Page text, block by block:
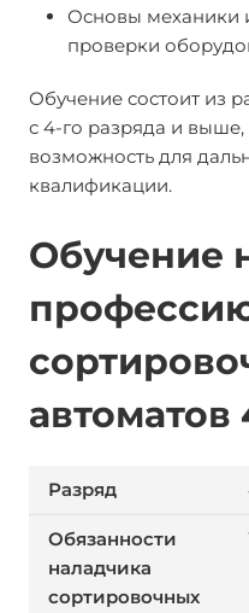
Основы механики
проверки
Обучение состоит из
с 4-го разряда и выше,
возможность для
квалификации.
Обучение
автоматов